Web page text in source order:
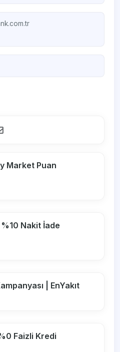
Market Puan
Nakit İade
| EnYakıt
Faizli Kredi